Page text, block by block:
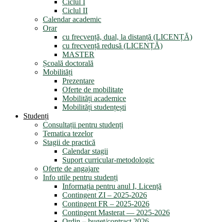
Ciclul I
Ciclul II
Calendar academic
Orar
cu frecvență, dual, la distanță (LICENȚĂ)
cu frecvență redusă (LICENȚĂ)
MASTER
Școală doctorală
Mobilități
Prezentare
Oferte de mobilitate
Mobilități academice
Mobilități studențești
Studenți
Consultații pentru studenți
Tematica tezelor
Stagii de practică
Calendar stagii
Suport curricular-metodologic
Oferte de angajare
Info utile pentru studenți
Informația pentru anul I, Licență
Contingent ZI – 2025-2026
Contingent FR – 2025-2026
Contingent Masterat — 2025-2026